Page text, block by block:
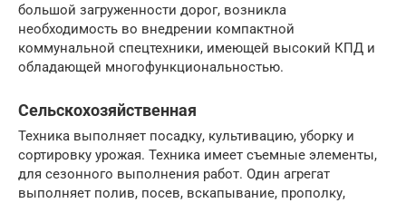
большой загруженности дорог, возникла
необходимость во внедрении компактной
коммунальной спецтехники, имеющей высокий КПД и
обладающей многофункциональностью.
Сельскохозяйственная
Техника выполняет посадку, культивацию, уборку и
сортировку урожая. Техника имеет съемные элементы,
для сезонного выполнения работ. Один агрегат
выполняет полив, посев, вскапывание, прополку,